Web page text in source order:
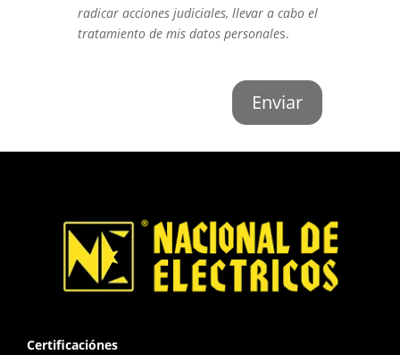
radicar acciones judiciales, llevar a cabo el
tratamiento de mis datos personales.
Enviar
Certificaciónes